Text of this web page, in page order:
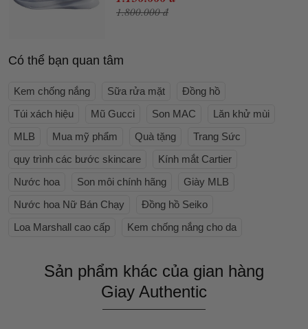
1.800.000 đ
Có thể bạn quan tâm
Kem chống nắng Sữa rửa mặt
Đồng hồ
Túi xách hiệu
Mũ Gucci Son MAC
Lăn khử mùi
MLB
Mua mỹ phẩm Quà tặng
Trang Sức
quy trình các bước skincare
Kính mắt Cartier
Nước hoa
Son môi chính hãng
Giày MLB
Nước hoa Nữ Bán Chạy
Đồng hồ Seiko
Loa Marshall cao cấp
Kem chống nắng cho da
Sản phẩm khác của gian hàng
Giay Authentic